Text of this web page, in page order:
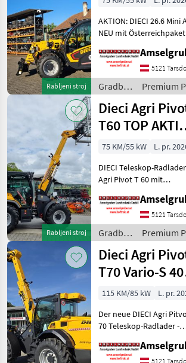
Rabljeni stroj
AKTION: DIECI 26.6 Mini
NEU mit Österreichpaket
Kg Traglast -578cm
Hubhöhe
Werkzeugunterkante -
200cm Bauhöhe -75 PS 4
Zylind
5121
Gradbeni
stroji /
Dieci
Premium
Rabljeni stroj
Dieci Agri
T60 TOP
mit
75 KM/55 kW L. pr.
DIECI Teleskop-Radlader
Agri Pivot T 60 mit
Aktionspreis! (solange
Vorrat reicht) -75 PS
Motor -40 Km/h
Höchstgeschwindigkeit -
Hubh
5121
Gradbeni
stroji /
Dieci
Premium
Dieci Agri
T70 Vario-S 40
Km/
115 KM/85 kW L. pr.
Der neue DIECI Agri
70 Teleskop-Radlader -
Ausstattung. DER NEUE
5121